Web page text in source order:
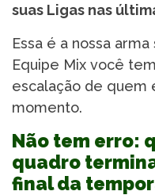
suas Ligas nas
Essa é a nossa
Equipe Mix você
escalação de quem
momento.
Não tem erro:
quadro
final da